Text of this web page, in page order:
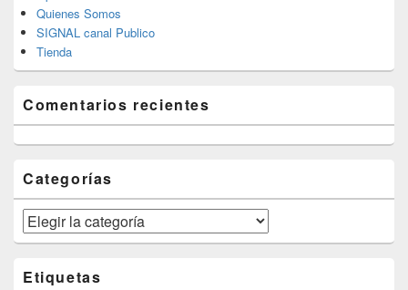
Quienes Somos
SIGNAL canal Publico
Tienda
Comentarios recientes
Categorías
Categorías
Etiquetas